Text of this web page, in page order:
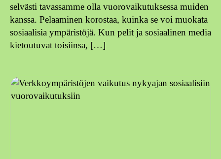
selvästi tavassamme olla vuorovaikutuksessa muiden
kanssa. Pelaaminen korostaa, kuinka se voi muokata
sosiaalisia ympäristöjä. Kun pelit ja sosiaalinen media
kietoutuvat toisiinsa, […]